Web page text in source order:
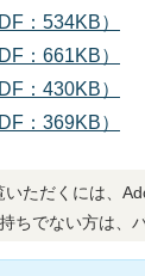
：534KB）
：661KB）
：430KB）
：369KB）
ただくには、
ちでない方は、